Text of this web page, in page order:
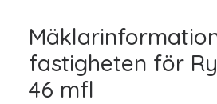
fastigheten för
46 mfl